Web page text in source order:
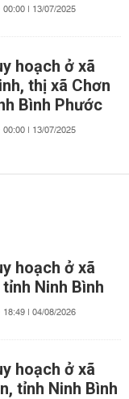
00:00 | 13/07/2025
hoạch ở xã
thị xã Chơn
Bình Phước
00:00 | 13/07/2025
hoạch ở xã
tỉnh Ninh Bình
18:49 | 04/08/2026
hoạch ở xã
tỉnh Ninh Bình